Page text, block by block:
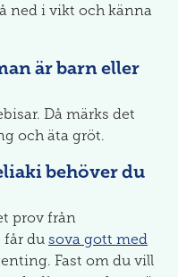
ned i vikt och känna
är barn eller
Då märks det
och äta gröt.
behöver du
prov från
du sova gott med
Fast om du vill